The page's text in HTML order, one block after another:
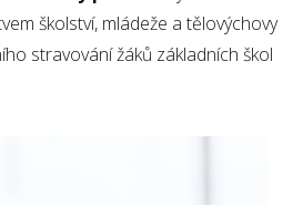
školství, mládeže a tělovýchovy
stravování žáků základních škol